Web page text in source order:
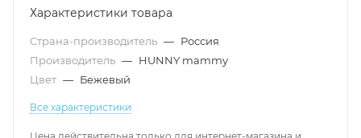
Характеристики товара
Страна-производитель — Россия
Производитель — HUNNY mammy
Цвет — Бежевый
Все характеристики